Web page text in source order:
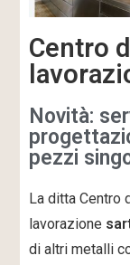
Centro
Novità:
pezzi
La ditta Centro
lavorazione
di altri metalli